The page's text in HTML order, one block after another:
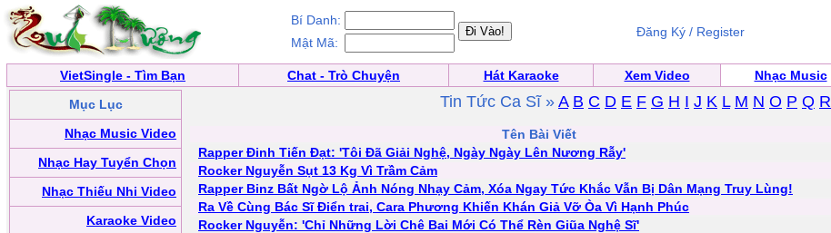
Bí Danh:
Mật Mã:
Đăng Ký / Register
VietSingle - Tìm Bạn Chat - Trò Chuyện Hát Karaoke Xem Video Nhạc Music
Mục Lục
Nhạc Music Video
Nhạc Hay Tuyển Chọn
Nhạc Thiếu Nhi Video
Karaoke Video
Tin Tức Ca Sĩ » A B C D E F G H I J K L M N O P Q R
Tên Bài Viết
Rapper Đinh Tiến Đạt: 'Tôi Đã Giải Nghệ, Ngày Ngày Lên Nương Rẫy'
Rocker Nguyễn Sụt 13 Kg Vì Trầm Cảm
Rapper Binz Bất Ngờ Lộ Ảnh Nóng Nhạy Cảm, Xóa Ngay Tức Khắc Vẫn Bị Dân Mạng Truy Lùng!
Ra Về Cùng Bác Sĩ Điển trai, Cara Phương Khiến Khán Giả Vỡ Òa Vì Hạnh Phúc
Rocker Nguyễn: 'Chỉ Những Lời Chê Bai Mới Có Thể Rèn Giũa Nghệ Sĩ'